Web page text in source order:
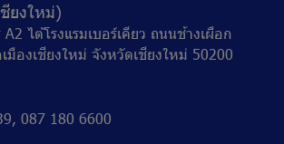
ยงใหม่)
ไต้โรงแรมเบอร์เคียว ถนนช้างเผือก
มืองเชียงใหม่ จังหวัดเชียงใหม่ 50200
087 180 6600